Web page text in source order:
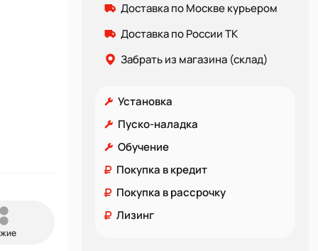
Доставка по Москве курьером
Доставка по России ТК
Забрать из магазина (склад)
Установка
Пуско-наладка
Обучение
Покупка в кредит
Покупка в рассрочку
Лизинг